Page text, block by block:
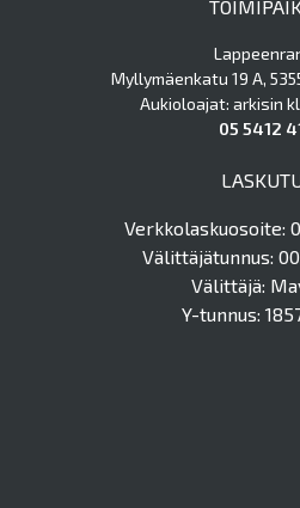
Myllymäenkatu 19 A,
Aukioloajat: arkisin
05 5412
Verkkolaskuosoite:
Välittäjätunnus:
Välittäjä:
Y-tunnus: